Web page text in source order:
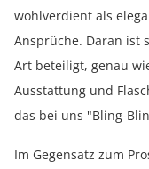
wohlverdient als
Ansprüche. Daran ist
Art beteiligt, genau
Ausstattung und
das bei uns "Bling-
Im Gegensatz zum